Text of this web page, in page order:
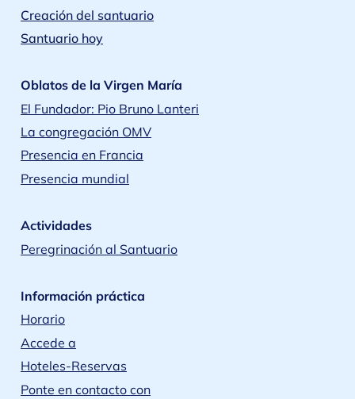
Creación del santuario
Santuario hoy
Oblatos de la Virgen María
El Fundador: Pio Bruno Lanteri
La congregación OMV
Presencia en Francia
Presencia mundial
Actividades
Peregrinación al Santuario
Información práctica
Horario
Accede a
Hoteles-Reservas
Ponte en contacto con